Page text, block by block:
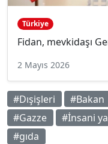
Türkiye
Fidan, mevkidaşı
2 Mayıs 2026
#Dışişleri #Bakan
#Gazze
#İnsani
#gıda